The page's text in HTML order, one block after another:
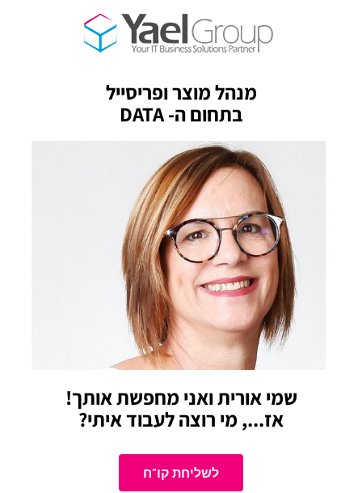
מנהל מוצר ופריסייל
בתחום ה- DATA
שמי אורית ואני מחפשת אותך!
אז..., מי רוצה לעבוד איתי?
לשליחת קו"ח